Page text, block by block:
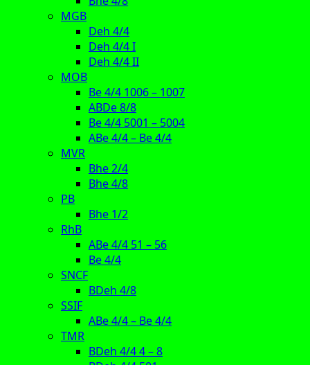
MGB
Deh 4/4
Deh 4/4 I
Deh 4/4 II
MOB
Be 4/4 1006 – 1007
ABDe 8/8
Be 4/4 5001 – 5004
ABe 4/4 – Be 4/4
MVR
Bhe 2/4
Bhe 4/8
PB
Bhe 1/2
RhB
ABe 4/4 51 – 56
Be 4/4
SNCF
BDeh 4/8
SSIF
ABe 4/4 – Be 4/4
TMR
BDeh 4/4 4 – 8